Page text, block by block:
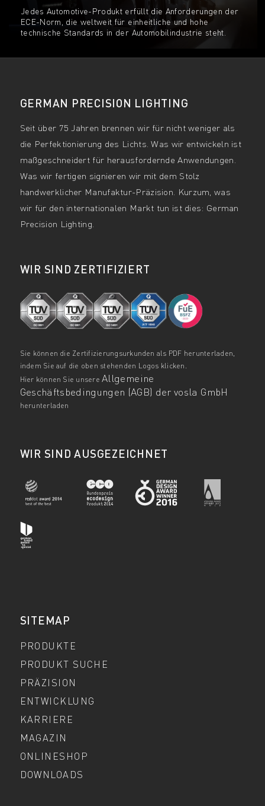
Jedes Automotive-Produkt erfüllt die Anforderungen der
ECE-Norm, die weltweit für einheitliche und hohe
technische Standards in der Automobilindustrie steht.
GERMAN PRECISION LIGHTING
Seit über 75 Jahren brennen wir für nicht weniger als
die Perfektionierung des Lichts. Was wir entwickeln ist
maßgeschneidert für herausfordernde Anwendungen.
Was wir fertigen signieren wir mit dem Stolz
handwerklicher Manufaktur-Präzision. Kurzum, was
wir für den internationalen Markt tun ist dies: German
Precision Lighting.
WIR SIND ZERTIFIZIERT
Sie können die Zertifizierungsurkunden als PDF herunterladen,
indem Sie auf die oben stehenden Logos klicken.
Hier können Sie unsereAllgemeine
Geschäftsbedingungen (AGB) der vosla GmbH
herunterladen
WIR SIND AUSGEZEICHNET
SITEMAP
PRODUKTE
PRODUKT SUCHE
PRÄZISION
ENTWICKLUNG
KARRIERE
MAGAZIN
ONLINESHOP
DOWNLOADS